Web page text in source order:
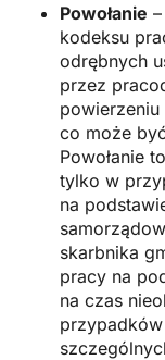
Powołanie
kodeksu
odrębnych
przez
co może
Powołanie
tylko w
na
skarbnika
pracy na
na czas